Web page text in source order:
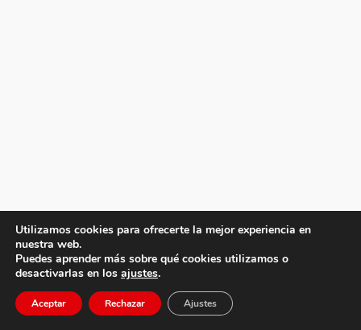
Utilizamos cookies para ofrecerte la mejor experiencia en
nuestra web.
Puedes aprender más sobre qué cookies utilizamos o
desactivarlas en los ajustes.
Aceptar Rechazar Ajustes